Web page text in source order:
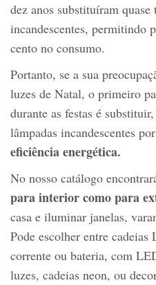
dez anos substituíram
incandescentes, permitindo
cento no consumo.
Portanto, se a sua
luzes de Natal, o primeiro
durante as festas é
lâmpadas incandescentes por
eficiência energética.
No nosso catálogo
para interior como para
casa e iluminar janelas,
Pode escolher entre
corrente ou bateria, com
luzes, cadeias neon, ou